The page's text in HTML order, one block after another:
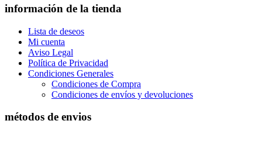
información de la tienda
Lista de deseos
Mi cuenta
Aviso Legal
Política de Privacidad
Condiciones Generales
Condiciones de Compra
Condiciones de envíos y devoluciones
métodos de envios